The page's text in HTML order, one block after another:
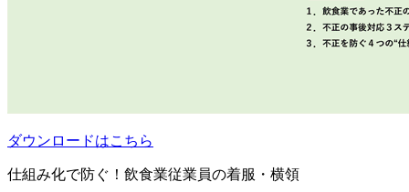
ダウンロードはこちら
仕組み化で防ぐ！飲食業従業員の着服・横領